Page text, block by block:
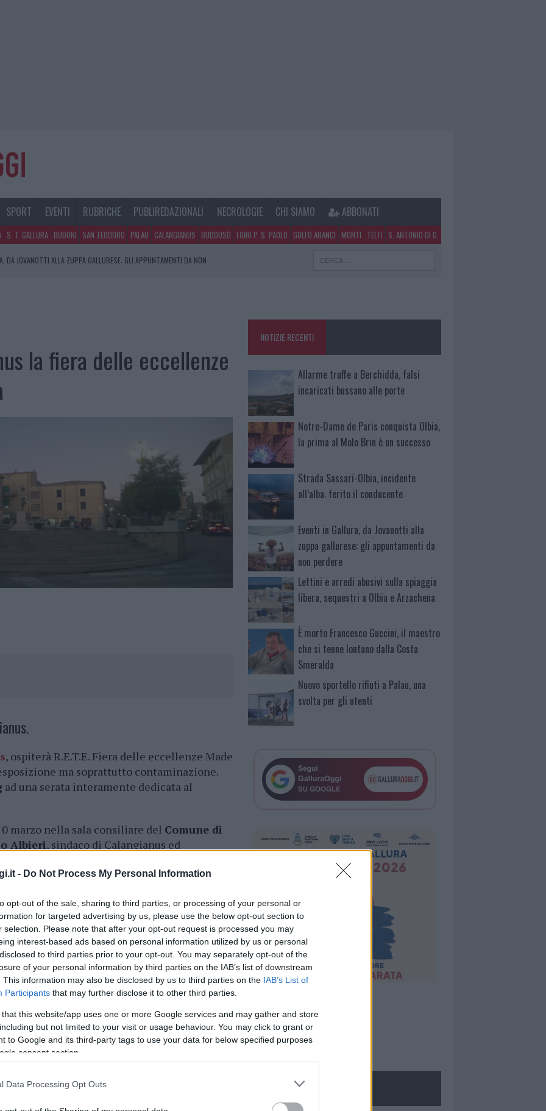
- Do Not Process My Personal Information
opt-out of the sale, sharing to third parties, or processing of your personal or
for targeted advertising by us, please use the below opt-out section to
selection. Please note that after your opt-out request is processed you may
interest-based ads based on personal information utilized by us or personal
to third parties prior to your opt-out. You may separately opt-out of the
of your personal information by third parties on the IAB’s list of downstream
This information may also be disclosed by us to third parties on the IAB’s List of
Participants that may further disclose it to other third parties.
that this website/app uses one or more Google services and may gather and store
but not limited to your visit or usage behaviour. You may click to grant or
to Google and its third-party tags to use your data for below specified purposes
consent section.
Data Processing Opt Outs
SPORT EVENTI RUBRICHE PUBLIREDAZIONALI NECROLOGIE CHI SIAMO ABBONATI
S. T. GALLURA BUDONI SAN TEODORO PALAU CALANGIANUS BUDDUSÒ LOIRI P. S. PAOLO GOLFO ARANCI MONTI TELTI S. ANTONIO DI G.
DA JOVANOTTI ALLA ZUPPA GALLURESE: GLI APPUNTAMENTI DA NON
INCARICATI BUSSANO ALLE PORTE
ALL’ALBA: FERITO IL CONDUCENTE
la fiera delle eccellenze
, ospiterà R.E.T.E. Fiera delle eccellenze Made
ma soprattutto contaminazione.
ad una serata interamente dedicata al
marzo nella sala consiliare del Comune di
Albieri, sindaco di Calangianus ed
del comune il convegno di apertura
ospiterà la giornata delle cantine, unapre-
settore ed interessati in una misura limitata
vivere unpercorso di degustazionedi
food dedicato sempre prodotto localmente.
porte alle ore9, tra le attività più
gestiti da professionisti di vari settori
di lavorazione di pasta fresca, distillati,
la partecipazione alle lezioni è riservata
sarà sufficiente chiamare il
di
NOTIZIE RECENTI
Allarme truffe a Berchidda, falsi
incaricati bussano alle porte
Notre-Dame de Paris conquista Olbia,
la prima al Molo Brin è un successo
Strada Sassari-Olbia, incidente
all’alba: ferito il conducente
Eventi in Gallura, da Jovanotti alla
zuppa gallurese: gli appuntamenti da
non perdere
Lettini e arredi abusivi sulla spiaggia
libera, sequestri a Olbia e Arzachena
È morto Francesco Guccini, il maestro
che si tenne lontano dalla Costa
Smeralda
Nuovo sportello rifiuti a Palau, una
svolta per gli utenti
NECROLOGIE